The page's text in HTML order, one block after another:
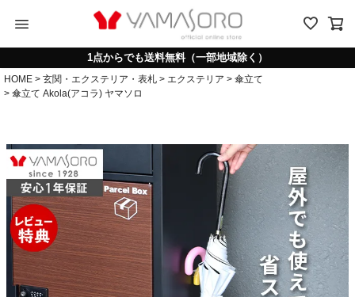
menu
1点からでも送料無料（一部地域除く）
HOME 玄関・エクステリア・表札 エクステリア
傘立て
傘立て Akola(アコラ) ヤマソロ